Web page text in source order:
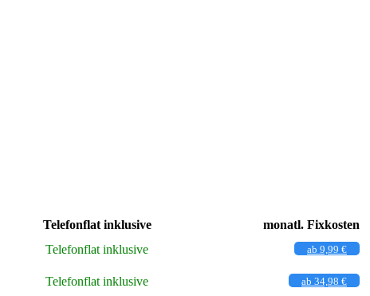
Telefonflat inklusive
monatl. Fixkosten
Telefonflat inklusive ab 9,99 €
Telefonflat inklusive ab 34,98 €